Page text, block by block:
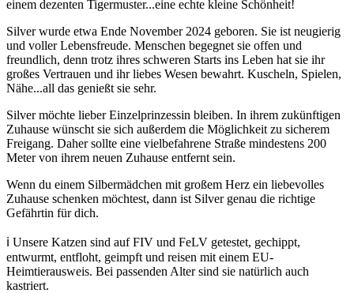
einem dezenten Tigermuster...eine echte kleine Schönheit!
Silver wurde etwa Ende November 2024 geboren. Sie ist neugierig
und voller Lebensfreude. Menschen begegnet sie offen und
freundlich, denn trotz ihres schweren Starts ins Leben hat sie ihr
großes Vertrauen und ihr liebes Wesen bewahrt. Kuscheln, Spielen,
Nähe...all das genießt sie sehr.
Silver möchte lieber Einzelprinzessin bleiben. In ihrem zukünftigen
Zuhause wünscht sie sich außerdem die Möglichkeit zu sicherem
Freigang. Daher sollte eine vielbefahrene Straße mindestens 200
Meter von ihrem neuen Zuhause entfernt sein.
Wenn du einem Silbermädchen mit großem Herz ein liebevolles
Zuhause schenken möchtest, dann ist Silver genau die richtige
Gefährtin für dich.
ℹ️ Unsere Katzen sind auf FIV und FeLV getestet, gechippt,
entwurmt, entfloht, geimpft und reisen mit einem EU-
Heimtierausweis. Bei passenden Alter sind sie natürlich auch
kastriert.